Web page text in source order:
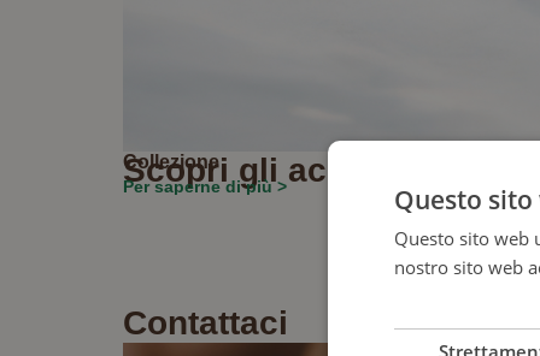
Collezione
Scopri gli accessori Rolex
Per saperne di più >
Contattaci​
Questo
Questo sito web
nostro sito web